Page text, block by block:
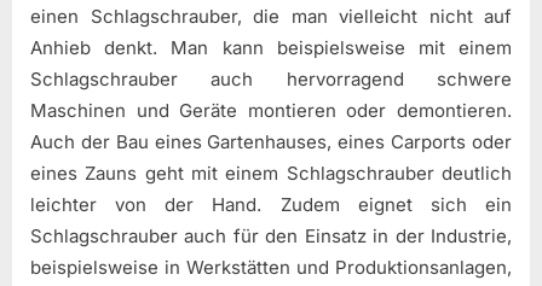
einen Schlagschrauber, die man vielleicht nicht auf
Anhieb denkt. Man kann beispielsweise mit einem
Schlagschrauber auch hervorragend schwere
Maschinen und Geräte montieren oder demontieren.
Auch der Bau eines Gartenhauses, eines Carports oder
eines Zauns geht mit einem Schlagschrauber deutlich
leichter von der Hand. Zudem eignet sich ein
Schlagschrauber auch für den Einsatz in der Industrie,
beispielsweise in Werkstätten und Produktionsanlagen,